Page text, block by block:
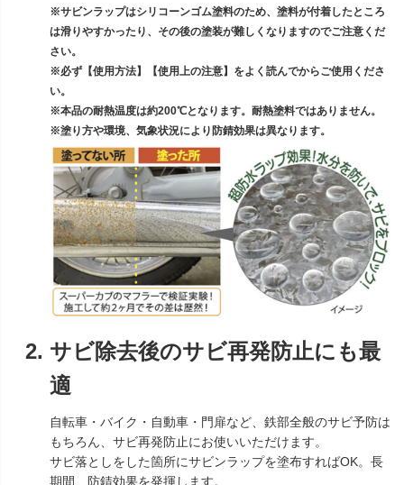
※サビンラップはシリコーンゴム塗料のため、塗料が付着したところ
は滑りやすかったり、その後の塗装が難しくなりますのでご注意くだ
さい。
※必ず【使用方法】【使用上の注意】をよく読んでからご使用くださ
い。
※本品の耐熱温度は約200℃となります。耐熱塗料ではありません。
※塗り方や環境、気象状況により防錆効果は異なります。
サビ除去後のサビ再発防止にも最
適
自転車・バイク・自動車・門扉など、鉄部全般のサビ予防は
もちろん、サビ再発防止にお使いいただけます。
サビ落としをした箇所にサビンラップを塗布すればOK。長
期間、防錆効果を発揮します。